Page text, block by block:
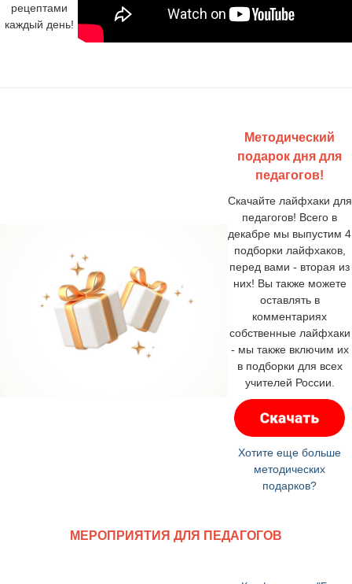
рецептами
каждый день!
Методический
подарок дня для
педагогов!
Скачайте лайфхаки для
педагогов! Всего в
декабре мы выпустим 4
подборки лайфхаков,
перед вами - вторая из
них! Вы также можете
оставлять в
комментариях
собственные лайфхаки
- мы также включим их
в подборки для всех
учителей России.
Хотите еще больше
методических
подарков?
МЕРОПРИЯТИЯ ДЛЯ ПЕДАГОГОВ